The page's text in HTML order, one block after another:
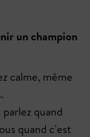
un champion
calme, même
quand
quand c'est